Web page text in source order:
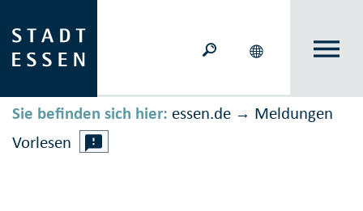
Sie befinden sich hier: essen.de → Meldungen
Vorlesen